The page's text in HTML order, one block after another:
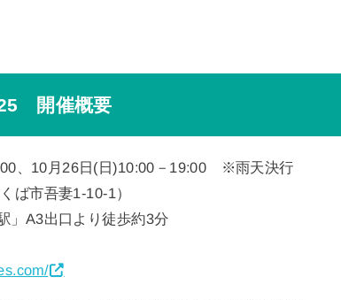
開催概要
、10月26日(日)10:00－19:00 ※雨天決行
ば市吾妻1-10-1）
」A3出口より徒歩約3分